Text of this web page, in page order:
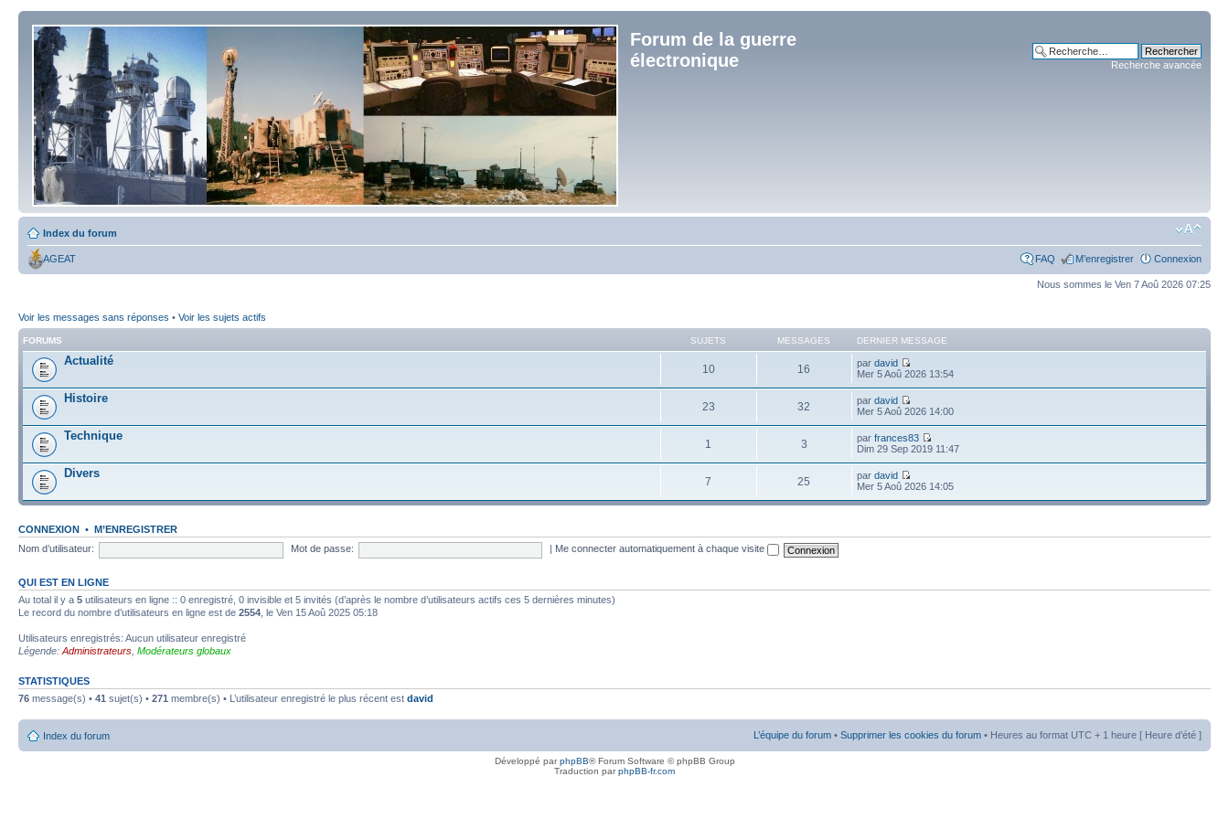
Forum de la guerre
électronique
Recherche avancée
Index du forum
AGEAT FAQ M’enregistrer Connexion
Nous sommes le Ven 7 Aoû 2026 07:25
Voir les messages sans réponses • Voir les sujets actifs
FORUMS SUJETS MESSAGES DERNIER MESSAGE
Actualité
10 16 pardavid
Mer 5 Aoû 2026 13:54
Histoire
23 32 pardavid
Mer 5 Aoû 2026 14:00
Technique
1 3 parfrances83
Dim 29 Sep 2019 11:47
Divers
7 25 pardavid
Mer 5 Aoû 2026 14:05
CONNEXION • M’ENREGISTRER
Nom d’utilisateur:
Mot de passe: Me connecter automatiquement à chaque visite
QUI EST EN LIGNE
Au total il y a 5 utilisateurs en ligne :: 0 enregistré, 0 invisible et 5 invités (d’après le nombre d’utilisateurs actifs ces 5 dernières minutes)
Le record du nombre d’utilisateurs en ligne est de 2554 , le Ven 15 Aoû 2025 05:18
Utilisateurs enregistrés: Aucun utilisateur enregistré
Légende: Administrateurs Modérateurs globaux
STATISTIQUES
76 message(s) • 41 sujet(s) • 271 membre(s) • L’utilisateur enregistré le plus récent est david
Index du forum L’équipe du forum • Supprimer les cookies du forum • Heures au format UTC + 1 heure [ Heure d’été ]
Développé parphpBB® Forum Software © phpBB Group
Traduction parphpBB-fr.com